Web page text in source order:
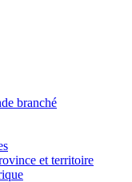
branché
et territoire